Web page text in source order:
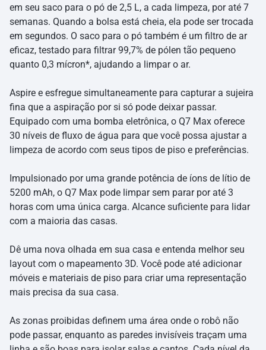
em seu saco para o pó de 2,5 L, a cada limpeza, por até 7
semanas. Quando a bolsa está cheia, ela pode ser trocada
em segundos. O saco para o pó também é um filtro de ar
eficaz, testado para filtrar 99,7% de pólen tão pequeno
quanto 0,3 mícron*, ajudando a limpar o ar.
Aspire e esfregue simultaneamente para capturar a sujeira
fina que a aspiração por si só pode deixar passar.
Equipado com uma bomba eletrônica, o Q7 Max oferece
30 níveis de fluxo de água para que você possa ajustar a
limpeza de acordo com seus tipos de piso e preferências.
Impulsionado por uma grande potência de íons de lítio de
5200 mAh, o Q7 Max pode limpar sem parar por até 3
horas com uma única carga. Alcance suficiente para lidar
com a maioria das casas.
Dê uma nova olhada em sua casa e entenda melhor seu
layout com o mapeamento 3D. Você pode até adicionar
móveis e materiais de piso para criar uma representação
mais precisa da sua casa.
As zonas proibidas definem uma área onde o robô não
pode passar, enquanto as paredes invisíveis traçam uma